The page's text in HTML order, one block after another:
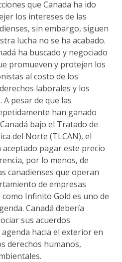
que Canada ha ido
los intereses de las
sin embargo, siguen
lucha no se ha acabado.
ha buscado y negociado
promueven y protejen los
al costo de los
laborales y los
pesar de que las
han ganado
bajo el Tratado de
del Norte (TLCAN), el
pagar este precio
por lo menos, de
canadienses que operan
de empresas
Infinito Gold es uno de
Canadá debería
sus acuerdos
hacia el exterior en
derechos humanos,